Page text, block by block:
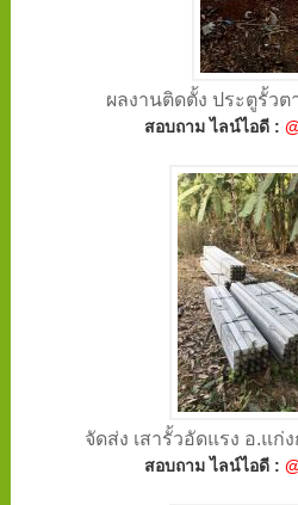
ผลงานติดตั้ง ประตูรั้วต
สอบถาม ไลน์ไอดี :
จัดส่ง เสารั้วอัดแรง อ.แก่
สอบถาม ไลน์ไอดี :